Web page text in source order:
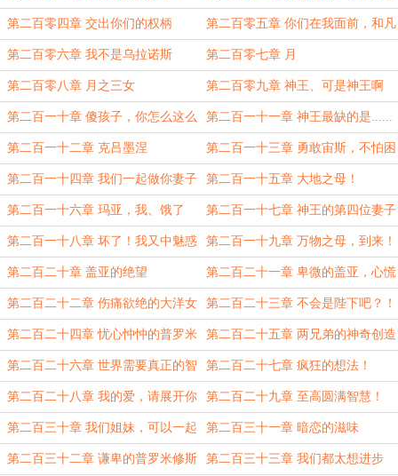
天啊！
第二百零四章 交出你们的权柄 第二百零五章 你们在我面前，和凡
灵毫无区别
第二百零六章 我不是乌拉诺斯 第二百零七章 月
第二百零八章 月之三女 第二百零九章 神王、可是神王啊
第二百一十章 傻孩子，你怎么这么
不争气
第二百一十一章 神王最缺的是......
第二百一十二章 克吕墨涅 第二百一十三章 勇敢宙斯，不怕困
难！
第二百一十四章 我们一起做你妻子
好不好？
第二百一十五章 大地之母！
第二百一十六章 玛亚，我、饿了 第二百一十七章 神王的第四位妻子
第二百一十八章 坏了！我又中魅惑
术了！
第二百一十九章 万物之母，到来！
第二百二十章 盖亚的绝望 第二百二十一章 卑微的盖亚，心慌
的盖亚
第二百二十二章 伤痛欲绝的大洋女
儿
第二百二十三章 不会是陛下吧？！
第二百二十四章 忧心忡忡的普罗米
修斯
第二百二十五章 两兄弟的神奇创造
之旅
第二百二十六章 世界需要真正的智
慧生命
第二百二十七章 疯狂的想法！
第二百二十八章 我的爱，请展开你
的法则本源吧
第二百二十九章 至高圆满智慧！
第二百三十章 我们姐妹，可以一起
哦~
第二百三十一章 暗恋的滋味
第二百三十二章 谦卑的普罗米修斯 第二百三十三章 我们都太想进步